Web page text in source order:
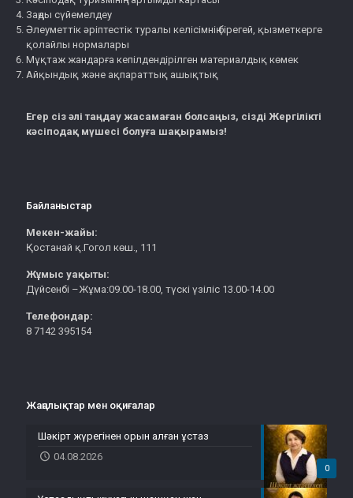
Заңды сүйемелдеу
Әлеуметтік әріптестік туралы келісімнің бірегей, қызметкерге
қолайлы нормалары
Мұқтаж жандарға кепілдендірілген материалдық көмек
Айқындық және ақпараттық ашықтық
Егер сіз әлі таңдау жасамаған болсаңыз, сізді Жергілікті
кәсіподақ мүшесі болуға шақырамыз!
Байланыстар
Мекен-жайы:
Қостанай қ.Гогол көш., 111
Жұмыс уақыты:
Дүйсенбі –Жұма:09.00-18.00, түскі үзіліс 13.00-14.00
Телефондар:
8 7142 395154
Жаңалықтар мен оқиғалар
0
Шәкірт жүрегінен орын алған ұстаз
04.08.2026